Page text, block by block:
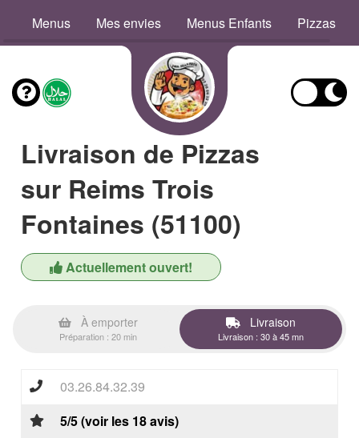
Menus Mes envies Menus Enfants Pizzas
Livraison de Pizzas
sur Reims Trois
Fontaines (51100)
Actuellement ouvert!
À emporter
Préparation : 20 min
Livraison
Livraison : 30 à 45 mn
03.26.84.32.39
5/5 (voir les 18 avis)